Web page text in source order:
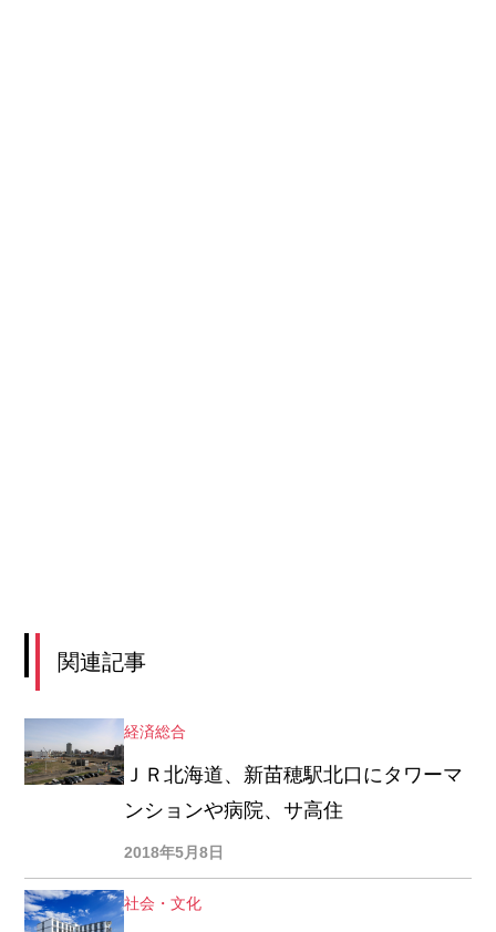
関連記事
経済総合
ＪＲ北海道、新苗穂駅北口にタワーマ
ンションや病院、サ高住
2018年5月8日
社会・文化